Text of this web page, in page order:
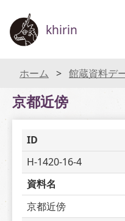
khirin
ホーム 館蔵資料デ
京都近傍
ID
H-1420-16-4
資料名
京都近傍